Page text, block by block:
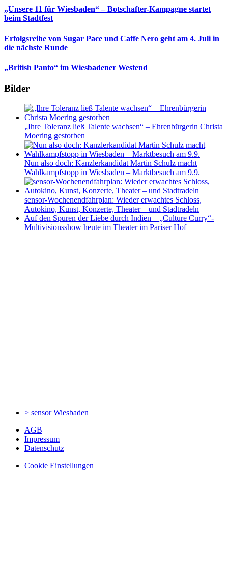
„Unsere 11 für Wiesbaden“ – Botschafter-Kampagne startet
beim Stadtfest
Erfolgsreihe von Sugar Pace und Caffe Nero geht am 4. Juli in
die nächste Runde
„British Panto“ im Wiesbadener Westend
Bilder
„Ihre Toleranz ließ Talente wachsen“ – Ehrenbürgerin Christa
Moering gestorben
Nun also doch: Kanzlerkandidat Martin Schulz macht
Wahlkampfstopp in Wiesbaden – Marktbesuch am 9.9.
sensor-Wochenendfahrplan: Wieder erwachtes Schloss,
Autokino, Kunst, Konzerte, Theater – und Stadtradeln
Auf den Spuren der Liebe durch Indien – „Culture Curry“-
Multivisionsshow heute im Theater im Pariser Hof
> sensorWiesbaden
AGB
Impressum
Datenschutz
Cookie Einstellungen